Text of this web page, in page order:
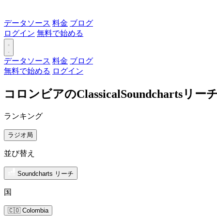
データソース 料金 ブログ
ログイン 無料で始める
データソース 料金 ブログ
無料で始める ログイン
コロンビアのClassicalSoundchartsリー
ランキング
ラジオ局
並び替え
Soundcharts リーチ
国
🇨🇴 Colombia